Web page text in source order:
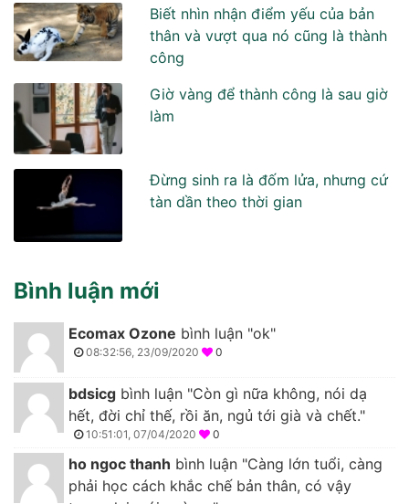
Biết nhìn nhận điểm yếu của bản
thân và vượt qua nó cũng là thành
công
Giờ vàng để thành công là sau giờ
làm
Đừng sinh ra là đốm lửa, nhưng cứ
tàn dần theo thời gian
Bình luận mới
Ecomax Ozone bình luận "ok"
08:32:56, 23/09/2020 0
bdsicg bình luận "Còn gì nữa không, nói dạ
hết, đời chỉ thế, rồi ăn, ngủ tới già và chết."
10:51:01, 07/04/2020 0
ho ngoc thanh bình luận "Càng lớn tuổi, càng
phải học cách khắc chế bản thân, có vậy